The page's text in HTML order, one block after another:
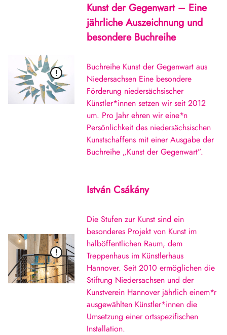
Kunst der Gegenwart – Eine
jährliche Auszeichnung und
besondere Buchreihe
Buchreihe Kunst der Gegenwart aus
Niedersachsen Eine besondere
Förderung niedersächsischer
Künstler*innen setzen wir seit 2012
um. Pro Jahr ehren wir eine*n
Persönlichkeit des niedersächsischen
Kunstschaffens mit einer Ausgabe der
Buchreihe „Kunst der Gegenwart”.
István Csákány
Die Stufen zur Kunst sind ein
besonderes Projekt von Kunst im
halböffentlichen Raum, dem
Treppenhaus im Künstlerhaus
Hannover. Seit 2010 ermöglichen die
Stiftung Niedersachsen und der
Kunstverein Hannover jährlich einem*r
ausgewählten Künstler*innen die
Umsetzung einer ortsspezifischen
Installation.